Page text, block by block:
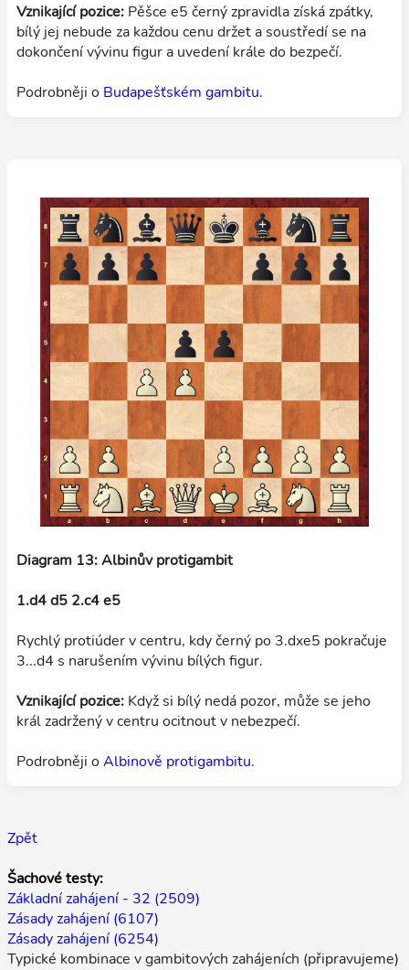
Vznikající pozice: Pěšce e5 černý zpravidla získá zpátky,
bílý jej nebude za každou cenu držet a soustředí se na
dokončení vývinu figur a uvedení krále do bezpečí.
Podrobněji o Budapešťském gambitu.
Diagram 13: Albinův protigambit
1.d4 d5 2.c4 e5
Rychlý protiúder v centru, kdy černý po 3.dxe5 pokračuje
3...d4 s narušením vývinu bílých figur.
Vznikající pozice: Když si bílý nedá pozor, může se jeho
král zadržený v centru ocitnout v nebezpečí.
Podrobněji oAlbinově protigambitu.
Zpět
Šachové testy:
Základní zahájení - 32 (2509)
Zásady zahájení (6107)
Zásady zahájení (6254)
Typické kombinace v gambitových zahájeních (připravujeme)